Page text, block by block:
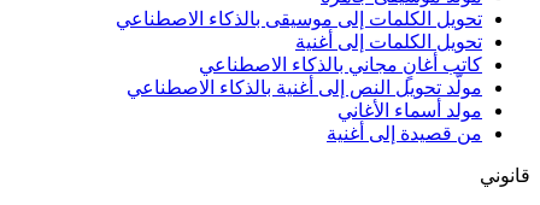
تحويل الكلمات إلى موسيقى بالذكاء الاصطناعي
تحويل الكلمات إلى أغنية
كاتب أغانٍ مجاني بالذكاء الاصطناعي
مولّد تحويل النص إلى أغنية بالذكاء الاصطناعي
مولد أسماء الأغاني
من قصيدة إلى أغنية
قانوني